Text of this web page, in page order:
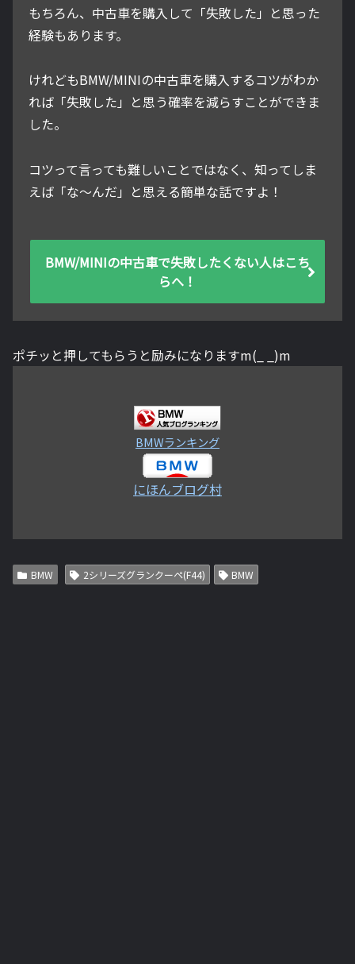
もちろん、中古車を購入して「失敗した」と思った
経験もあります。
けれどもBMW/MINIの中古車を購入するコツがわか
れば「失敗した」と思う確率を減らすことができま
した。
コツって言っても難しいことではなく、知ってしま
えば「な～んだ」と思える簡単な話ですよ！
BMW/MINIの中古車で失敗したくない人はこち
らへ！
ポチッと押してもらうと励みになりますm(_ _)m
BMWランキング
にほんブログ村
BMW 2シリーズグランクーペ(F44) BMW